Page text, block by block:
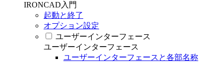
IRONCAD入門
起動と終了
オプション設定
ユーザーインターフェース
ユーザーインターフェース
ユーザーインターフェースと各部名称